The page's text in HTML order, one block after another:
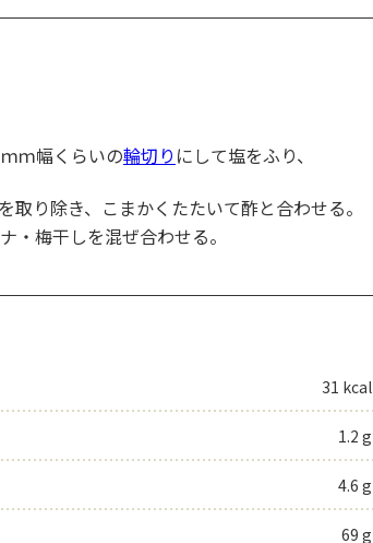
ｍ幅くらいの輪切り にして塩をふり、
り除き、こまかくたたいて酢と合わせる。
・梅干しを混ぜ合わせる。
31 kcal
1.2 g
4.6 g
69 g